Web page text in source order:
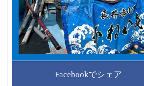
Facebookでシェア